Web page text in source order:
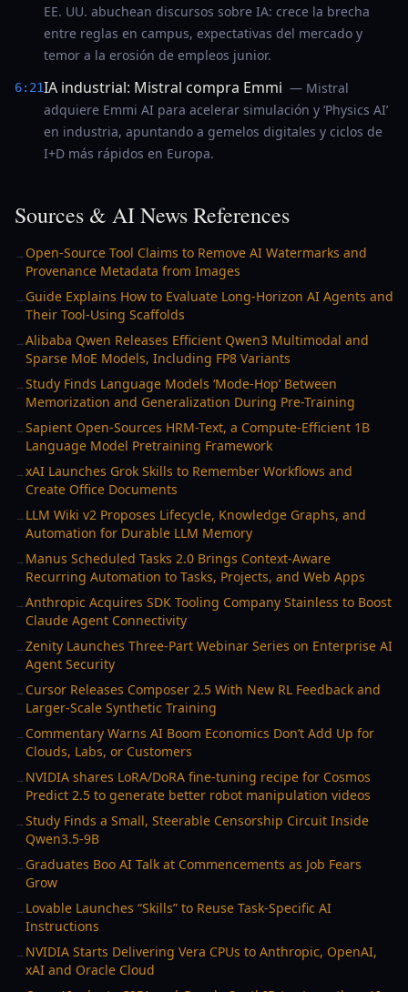
EE. UU. abuchean discursos sobre IA: crece la brecha
entre reglas en campus, expectativas del mercado y
temor a la erosión de empleos junior.
6:21IA industrial: Mistral compra Emmi — Mistral
adquiere Emmi AI para acelerar simulación y ‘Physics AI’
en industria, apuntando a gemelos digitales y ciclos de
I+D más rápidos en Europa.
Sources & AI News References
→ Open-Source Tool Claims to Remove AI Watermarks and
Provenance Metadata from Images
→ Guide Explains How to Evaluate Long-Horizon AI Agents and
Their Tool-Using Scaffolds
→Alibaba Qwen Releases Efficient Qwen3 Multimodal and
Sparse MoE Models, Including FP8 Variants
→Study Finds Language Models ‘Mode-Hop’ Between
Memorization and Generalization During Pre-Training
→Sapient Open-Sources HRM-Text, a Compute-Efficient 1B
Language Model Pretraining Framework
→xAI Launches Grok Skills to Remember Workflows and
Create Office Documents
→ LLM Wiki v2 Proposes Lifecycle, Knowledge Graphs, and
Automation for Durable LLM Memory
→ Manus Scheduled Tasks 2.0 Brings Context-Aware
Recurring Automation to Tasks, Projects, and Web Apps
→Anthropic Acquires SDK Tooling Company Stainless to Boost
Claude Agent Connectivity
→Zenity Launches Three-Part Webinar Series on Enterprise AI
Agent Security
→ Cursor Releases Composer 2.5 With New RL Feedback and
Larger-Scale Synthetic Training
→ Commentary Warns AI Boom Economics Don’t Add Up for
Clouds, Labs, or Customers
→ NVIDIA shares LoRA/DoRA fine-tuning recipe for Cosmos
Predict 2.5 to generate better robot manipulation videos
→Study Finds a Small, Steerable Censorship Circuit Inside
Qwen3.5-9B
→ Graduates Boo AI Talk at Commencements as Job Fears
Grow
→ Lovable Launches “Skills” to Reuse Task-Specific AI
Instructions
→ NVIDIA Starts Delivering Vera CPUs to Anthropic, OpenAI,
xAI and Oracle Cloud